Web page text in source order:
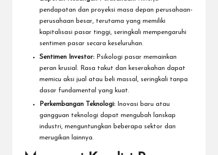
pendapatan dan proyeksi masa depan perusahaan-
perusahaan besar, terutama yang memiliki
kapitalisasi pasar tinggi, seringkali mempengaruhi
sentimen pasar secara keseluruhan.
Sentimen Investor: Psikologi pasar memainkan
peran krusial. Rasa takut dan keserakahan dapat
memicu aksi jual atau beli massal, seringkali tanpa
dasar fundamental yang kuat.
Perkembangan Teknologi: Inovasi baru atau
gangguan teknologi dapat mengubah lanskap
industri, menguntungkan beberapa sektor dan
merugikan lainnya.